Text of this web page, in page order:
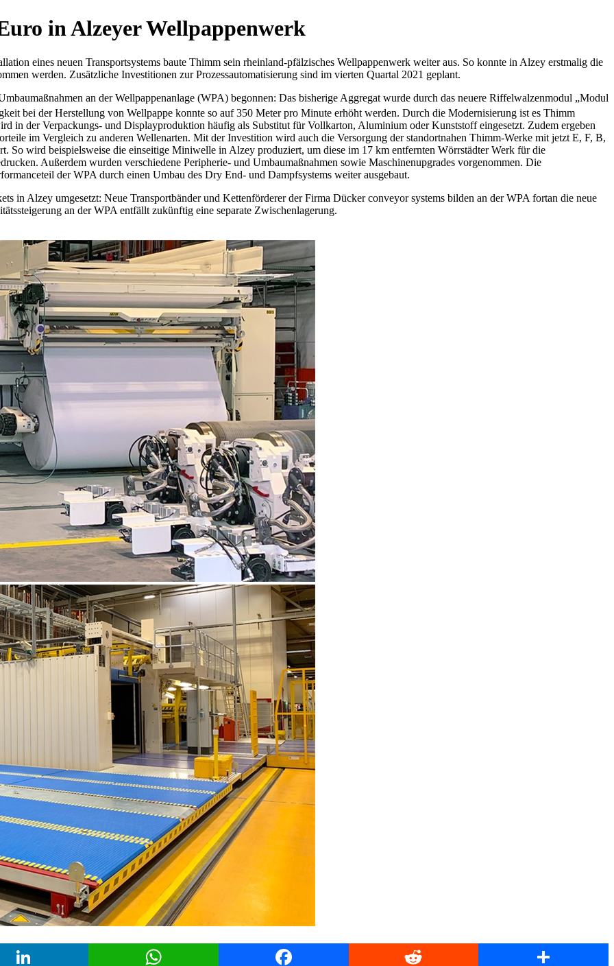
in Alzeyer Wellpappenwerk
eines neuen Transportsystems baute Thimm sein rheinland-pfälzisches Wellpappenwerk weiter aus. So konnte in Alzey erstmalig die
werden. Zusätzliche Investitionen zur Prozessautomatisierung sind im vierten Quartal 2021 geplant.
an der Wellpappenanlage (WPA) begonnen: Das bisherige Aggregat wurde durch das neuere Riffelwalzenmodul „Modul
bei der Herstellung von Wellpappe konnte so auf 350 Meter pro Minute erhöht werden. Durch die Modernisierung ist es Thimm
in der Verpackungs- und Displayproduktion häufig als Substitut für Vollkarton, Aluminium oder Kunststoff eingesetzt. Zudem ergeben
im Vergleich zu anderen Wellenarten. Mit der Investition wird auch die Versorgung der standortnahen Thimm-Werke mit jetzt E, F, B,
So wird beispielsweise die einseitige Miniwelle in Alzey produziert, um diese im 17 km entfernten Wörrstädter Werk für die
Außerdem wurden verschiedene Peripherie- und Umbaumaßnahmen sowie Maschinenupgrades vorgenommen. Die
der WPA durch einen Umbau des Dry End- und Dampfsystems weiter ausgebaut.
in Alzey umgesetzt: Neue Transportbänder und Kettenförderer der Firma Dücker conveyor systems bilden an der WPA fortan die neue
an der WPA entfällt zukünftig eine separate Zwischenlagerung.
LinkedIn WhatsApp Facebook Reddit Share